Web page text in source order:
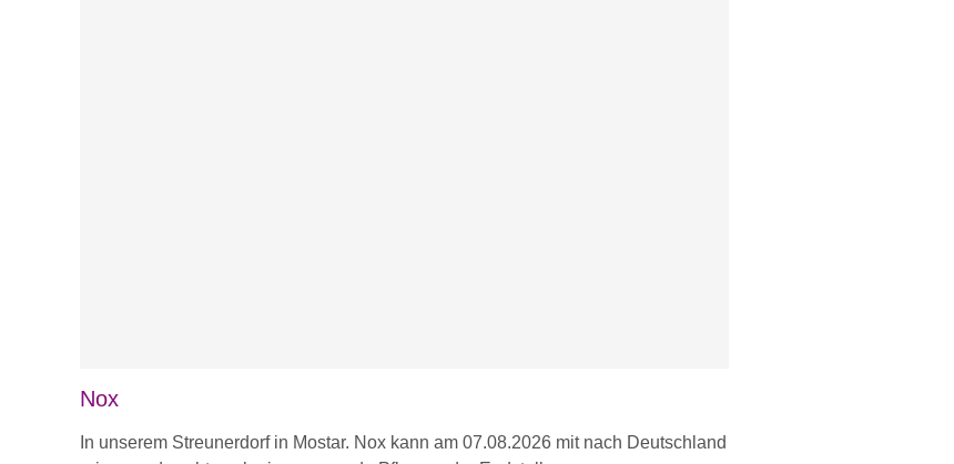
Nox
In unserem Streunerdorf in Mostar. Nox kann am 07.08.2026 mit nach Deutschland